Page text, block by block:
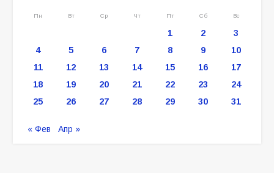
Пн Вт Ср Чт Пт Сб Вс
1 2
3
4
5 6 7 8 9
10
11
12 13 14 15 16
17
18
19 20 21 22 23
24
25
26 27 28 29 30 31
« Фев Апр »